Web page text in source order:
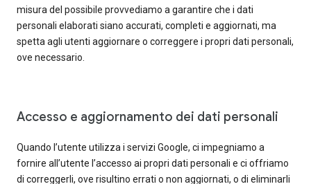
misura del possibile provvediamo a garantire che i dati
personali elaborati siano accurati, completi e aggiornati, ma
spetta agli utenti aggiornare o correggere i propri dati personali,
ove necessario.
Accesso e aggiornamento dei dati personali
Quando l’utente utilizza i servizi Google, ci impegniamo a
fornire all’utente l’accesso ai propri dati personali e ci offriamo
di correggerli, ove risultino errati o non aggiornati, o di eliminarli